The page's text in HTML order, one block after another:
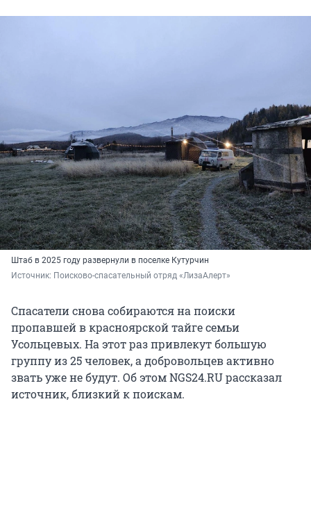
Штаб в 2025 году развернули в поселке Кутурчин
Источник: Поисково-спасательный отряд «ЛизаАлерт»
Спасатели снова собираются на поиски
пропавшей в красноярской тайге семьи
Усольцевых. На этот раз привлекут большую
группу из 25 человек, а добровольцев активно
звать уже не будут. Об этом NGS24.RU рассказал
источник, близкий к поискам.